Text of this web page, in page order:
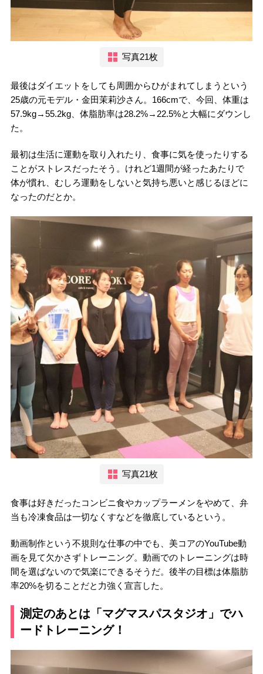
写真21枚
最後はダイエットをしても周囲からひがまれてしまうという
25歳の元モデル・金田茉莉沙さん。166cmで、今回、体重は
57.9kg→55.2kg、体脂肪率は28.2%→22.5%と大幅にダウンし
た。
最初は生活に運動を取り入れたり、食事に気を使ったりする
ことがストレスだったそう。けれど1週間が経ったあたりで
体が慣れ、むしろ運動をしないと気持ち悪いと感じるほどに
なったのだとか。
写真21枚
食事は好きだったコンビニ食やカップラーメンをやめて、弁
当も冷凍食品は一切なくすなどを徹底しているという。
動画制作という不規則な仕事の中でも、美コアのYouTube動
画を見て欠かさずトレーニング。動画でのトレーニングは時
間を選ばないので気楽にできるそうだ。後半の目標は体脂肪
率20%を切ることだと力強く宣言した。
測定のあとは「マグマスパスタジオ」でハ
ードトレーニング！